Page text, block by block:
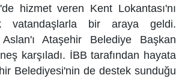
hizmet veren Kent Lokantası'nı
vatandaşlarla bir araya geldi.
Ataşehir Belediye Başkan
karşıladı. İBB tarafından hayata
Belediyesi'nin de destek sunduğu